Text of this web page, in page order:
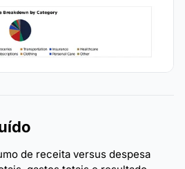
de receita versus despesa